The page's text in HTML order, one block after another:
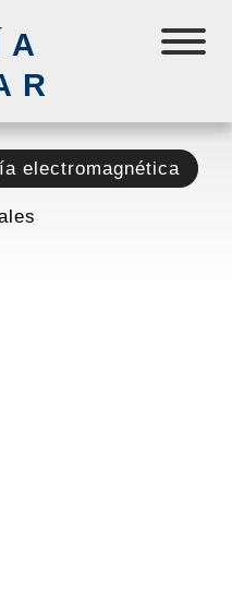
electromagnética